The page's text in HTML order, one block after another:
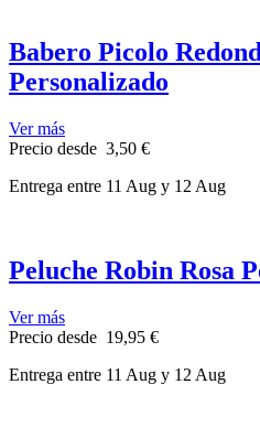
Babero Picolo
Personalizado
Ver más
Precio desde 3,50 €
Entrega entre 11 Aug y 12 Aug
Peluche Robin Rosa
Ver más
Precio desde 19,95 €
Entrega entre 11 Aug y 12 Aug